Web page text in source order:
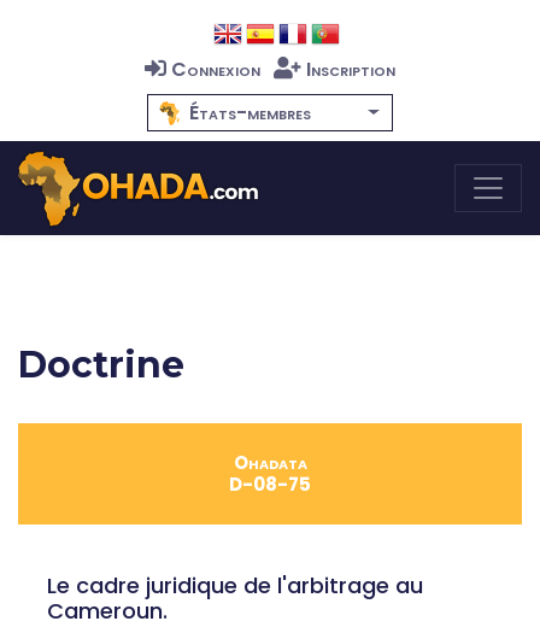
Connexion
Inscription
États-membres
Doctrine
Ohadata
D-08-75
Le cadre juridique de l'arbitrage au
Cameroun.